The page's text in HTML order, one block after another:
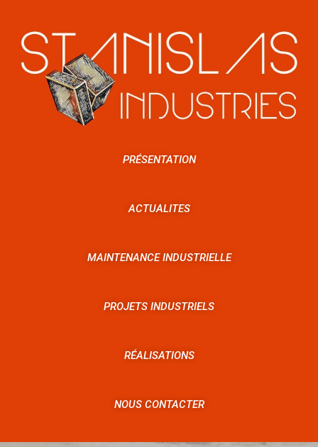
PRÉSENTATION
ACTUALITES
MAINTENANCE INDUSTRIELLE
PROJETS INDUSTRIELS
RÉALISATIONS
NOUS CONTACTER